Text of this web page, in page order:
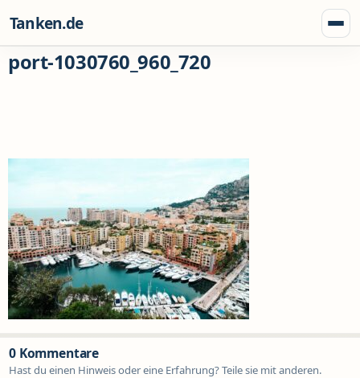
Tanken.de
port-1030760_960_720
0 Kommentare
Hast du einen Hinweis oder eine Erfahrung? Teile sie mit anderen.